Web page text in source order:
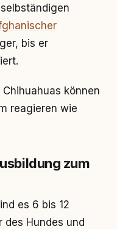
bis er
können
reagieren wie
zum
es 6 bis 12
des Hundes und